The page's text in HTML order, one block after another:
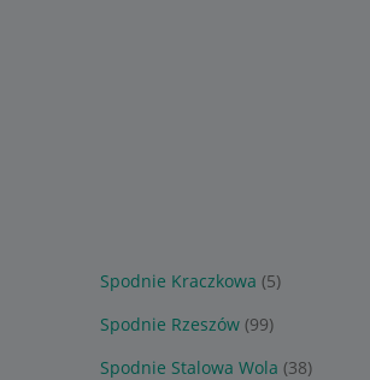
Spodnie Kraczkowa (5)
Spodnie Rzeszów (99)
Spodnie Stalowa Wola (38)